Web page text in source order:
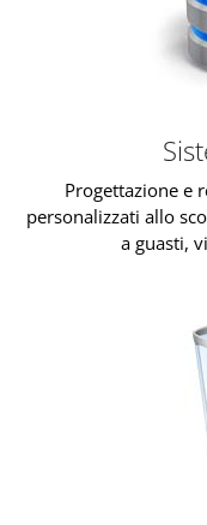
Progettazione e
personalizzati allo
a guasti,